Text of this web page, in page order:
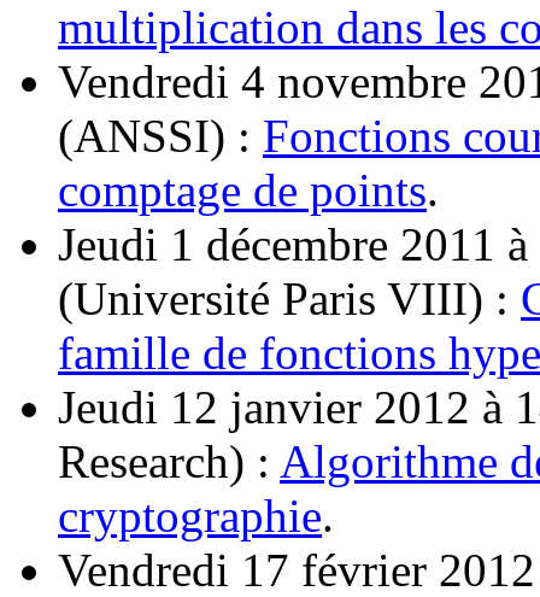
multiplication dans les
Vendredi 4 novembre
(ANSSI) : Fonctions
comptage de points.
Jeudi 1 décembre 2011
(Université Paris VIII) :
famille de fonctions
Jeudi 12 janvier 2012 à
Research) : Algorithme
cryptographie.
Vendredi 17 février